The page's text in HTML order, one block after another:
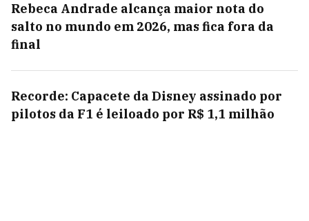
Rebeca Andrade alcança maior nota do
salto no mundo em 2026, mas fica fora da
final
Recorde: Capacete da Disney assinado por
pilotos da F1 é leiloado por R$ 1,1 milhão